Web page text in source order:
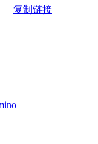
复制链接